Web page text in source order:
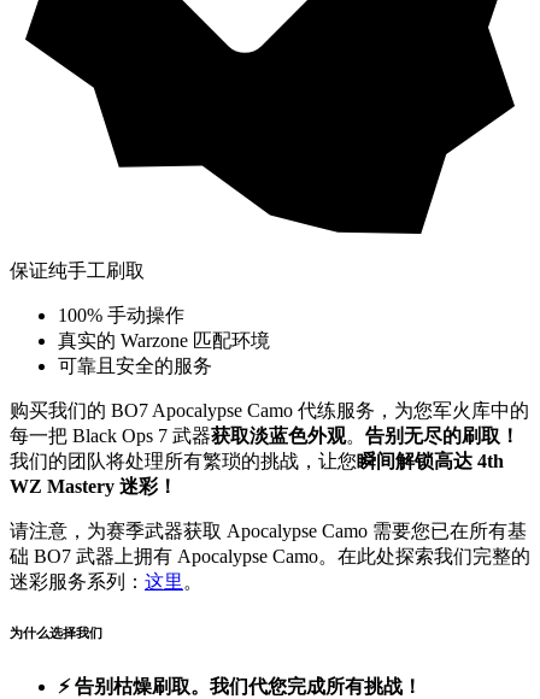
保证纯手工刷取
100% 手动操作
真实的 Warzone 匹配环境
可靠且安全的服务
购买我们的 BO7 Apocalypse Camo 代练服务，为您军火库中的
每一把 Black Ops 7 武器获取淡蓝色外观。 告别无尽的刷取！
我们的团队将处理所有繁琐的挑战，让您瞬间解锁高达 4th
WZ Mastery 迷彩！
请注意，为赛季武器获取 Apocalypse Camo 需要您已在所有基
础 BO7 武器上拥有 Apocalypse Camo。在此处探索我们完整的
迷彩服务系列： 这里。
为什么选择我们
⚡ 告别枯燥刷取。我们代您完成所有挑战！